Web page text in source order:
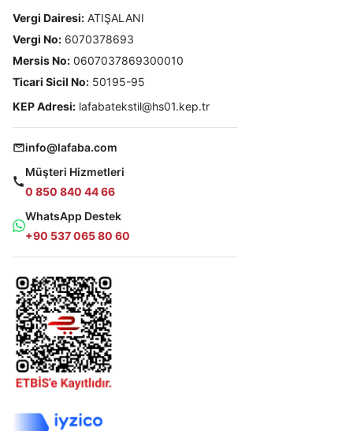
Vergi Dairesi: ATIŞALANI
Vergi No: 6070378693
Mersis No: 0607037869300010
Ticari Sicil No: 50195-95
KEP Adresi: lafabatekstil@hs01.kep.tr
info@lafaba.com
Müşteri Hizmetleri
0 850 840 44 66
WhatsApp Destek
+90 537 065 80 60